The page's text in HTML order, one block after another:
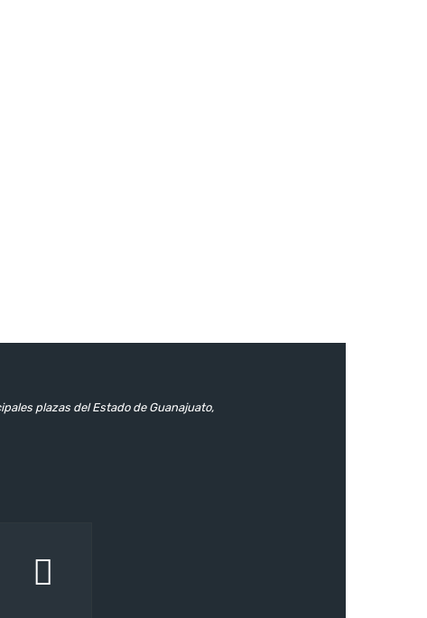
plazas del Estado de Guanajuato,